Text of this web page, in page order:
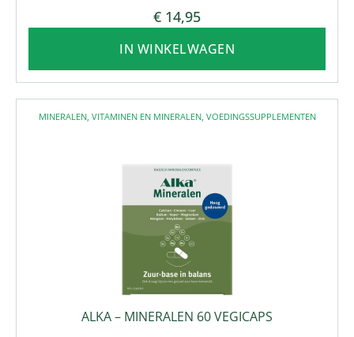
€ 14,95
IN WINKELWAGEN
MINERALEN, VITAMINEN EN MINERALEN, VOEDINGSSUPPLEMENTEN
ALKA – MINERALEN 60 VEGICAPS